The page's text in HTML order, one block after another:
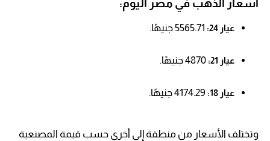
أسعار الذهب في مصر اليوم:
عيار 24:
عيار 21:
عيار 18:
وتختلف الأسعار من منطقة إلى أخرى حسب قيمة المصنعية